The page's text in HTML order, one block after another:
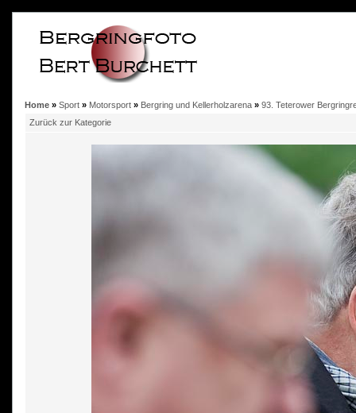
Home » Sport » Motorsport » Bergring und Kellerholzarena » 93. Teterower
Zurück zur Kategorie